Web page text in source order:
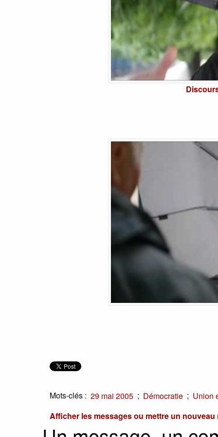
Mots-clés : 29 mai 2005 ; Démocratie ; Union
Afficher les messages ou mettre un nouveau